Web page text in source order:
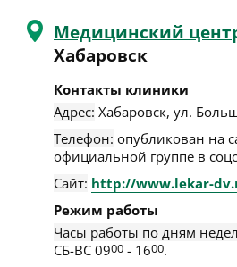
Медицинский
Хабаровск
Контакты клиники
Адрес: Хабаровск, ул.
Телефон: опубликован на
официальной группе в
Сайт: http://www.lekar-
Режим работы
Часы работы по дням
СБ-ВС 0900 - 1600.